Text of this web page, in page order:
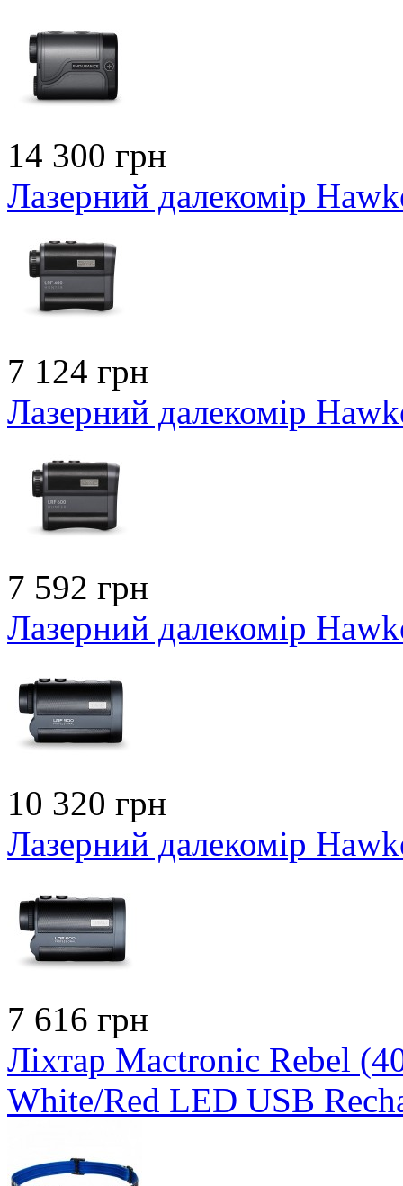
14 300 грн
Лазерний далекомір
7 124 грн
Лазерний далекомір
7 592 грн
Лазерний далекомір
10 320 грн
Лазерний далекомір
7 616 грн
Ліхтар Mactronic Rebel
White/Red LED USB